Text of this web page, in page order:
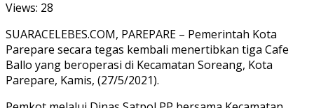
Views: 28
SUARACELEBES.COM, PAREPARE – Pemerintah Kota
Parepare secara tegas kembali menertibkan tiga Cafe
Ballo yang beroperasi di Kecamatan Soreang, Kota
Parepare, Kamis, (27/5/2021).